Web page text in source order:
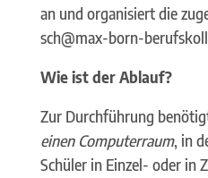
an und organisiert die
sch@max-born-
Wie ist der Ablauf?
Zur Durchführung
einen Computerraum, in
Schüler in Einzel- oder in